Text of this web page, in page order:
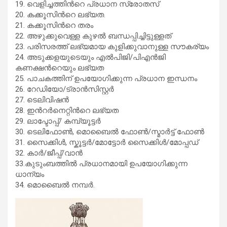
19. വെളിച്ചത്തിന്‍റെ പ്രധാന സ്രോതസ്
20. കക്കൂസിന്‍റെ ലഭ്യത.
21. കക്കൂസിന്‍റെ തരം
22. അഴുക്കുവെള്ള കുഴല്‍ ബന്ധപ്പിച്ചിട്ടുള്ളത്
23. പരിസരത്ത് ലഭ്യമായ കുളിക്കുവാനുള്ള സൗകര്യം
24. അടുക്കളയുടെയും എല്‍പിജി/പിഎന്‍ജി
കണക്ഷന്‍റെയും ലഭ്യത
25. പാചകത്തിന് ഉപയോഗിക്കുന്ന പ്രധാന ഇന്ധനം
26. റേഡിയോ/ട്രാന്‍സിസ്റ്റര്‍
27. ടെലിവിഷന്‍
28. ഇന്‍റര്‍നെറ്റിന്‍റെ ലഭ്യത
29. ലാപ്ടോപ്പ്/ കമ്പ്യൂട്ടര്‍
30. ടെലിഫോണ്‍, മൊബൈല്‍ ഫോണ്‍/സ്മാര്‍ട്ട് ഫോണ്‍
31. സൈക്കിള്‍, സ്കൂട്ടര്‍/മോട്ടോര്‍ സൈക്കിള്‍/മോപ്പഡ്
32. കാര്‍/ജീപ്പ്/വാന്‍
33.കുടുംബത്തില്‍ പ്രധാനമായി ഉപയോഗിക്കുന്ന
ധാന്യം
34. മൊബൈല്‍ നമ്പര്‍.